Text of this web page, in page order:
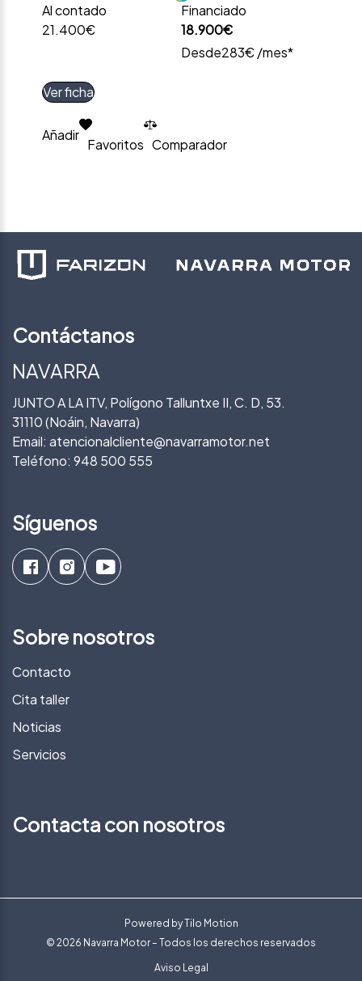
Al contado
21.400€
Financiado
18.900€
Desde283€ /mes*
Ver ficha
Añadir
Favoritos Comparador
Contáctanos
NAVARRA
JUNTO A LA ITV, Polígono Talluntxe II, C. D, 53.
31110 (Noáin, Navarra)
Email: atencionalcliente@navarramotor.net
Teléfono: 948 500 555
Síguenos
Sobre nosotros
Contacto
Cita taller
Noticias
Servicios
Contacta con nosotros
Powered byTilo Motion
© 2026 Navarra Motor – Todos los derechos reservados
Aviso Legal